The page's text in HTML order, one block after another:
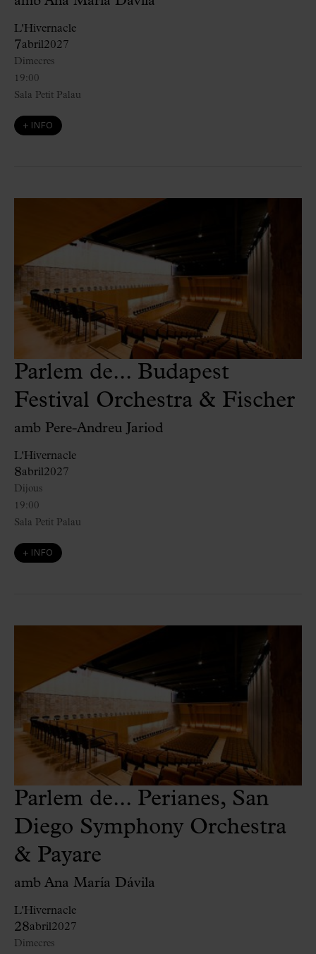
L'Hivernacle
7abril2027
19:00
Dimecres
Sala Petit Palau
+ INFO
Parlem de... Budapest
Festival Orchestra & Fischer
amb Pere-Andreu Jariod
L'Hivernacle
8abril2027
19:00
Dijous
Sala Petit Palau
+ INFO
Parlem de... Perianes, San
Diego Symphony Orchestra
& Payare
amb Ana María Dávila
L'Hivernacle
28abril2027
Dimecres